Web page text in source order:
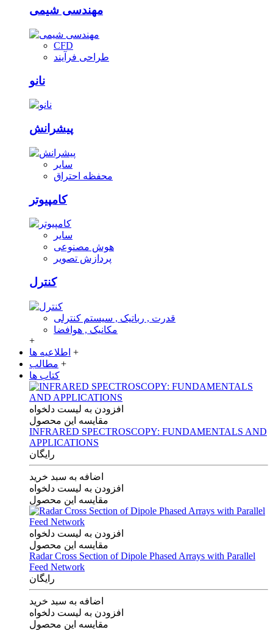
مهندسی شیمی
CFD
طراحی فرآیند
نانو
پیشرانش
سایر
محفظه احتراق
کامپیوتر
سایر
هوش مصنوعی
پردازش تصویر
کنترل
قدرت , رباتیک , سیستم کنترلی
مکانیک , هوافضا
+
اطلاعیه ها +
مطالب +
کتاب ها
افزودن به لیست دلخواه
مقایسه این محصول
INFRARED SPECTROSCOPY: FUNDAMENTALS AND
APPLICATIONS
رایگان
اضافه به سبد خرید
افزودن به لیست دلخواه
مقایسه این محصول
افزودن به لیست دلخواه
مقایسه این محصول
Radar Cross Section of Dipole Phased Arrays with Parallel
Feed Network
رایگان
اضافه به سبد خرید
افزودن به لیست دلخواه
مقایسه این محصول